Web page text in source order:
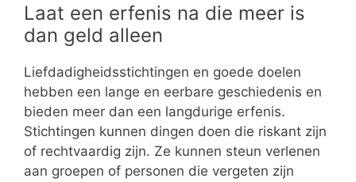
Laat een erfenis na die meer is
dan geld alleen
Liefdadigheidsstichtingen en goede doelen
hebben een lange en eerbare geschiedenis en
bieden meer dan een langdurige erfenis.
Stichtingen kunnen dingen doen die riskant zijn
of rechtvaardig zijn. Ze kunnen steun verlenen
aan groepen of personen die vergeten zijn